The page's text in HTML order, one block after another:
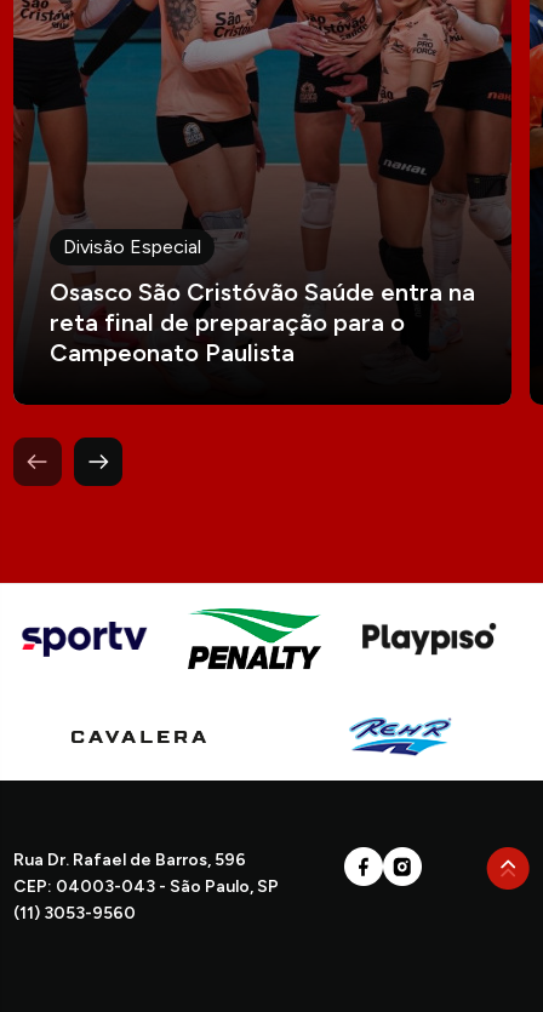
Divisão Especial
Osasco São Cristóvão Saúde entra na
reta final de preparação para o
Campeonato Paulista
Rua Dr. Rafael de Barros, 596
CEP: 04003-043 - São Paulo, SP
(11) 3053-9560